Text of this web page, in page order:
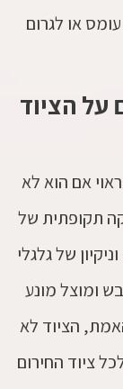
או לגרום
על הציוד
אם הוא לא
תקופתית של
של גלגלי
ומוצל מונע
הציוד לא
ציוד החירום